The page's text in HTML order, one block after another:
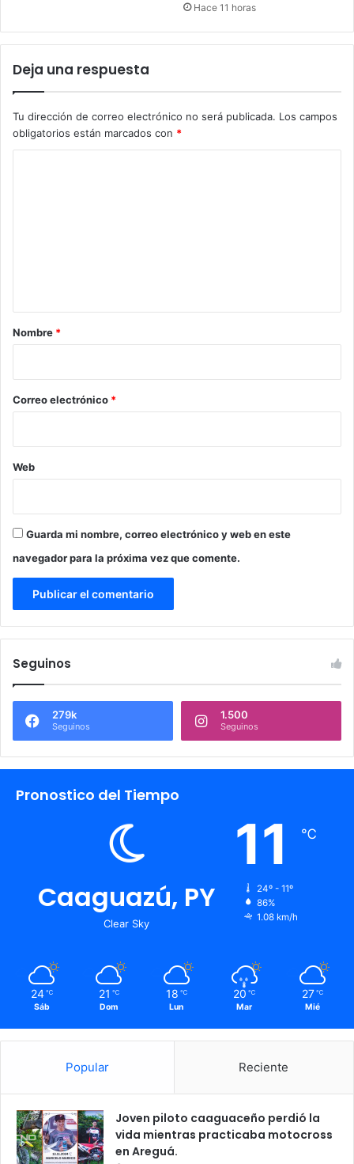
Hace 11 horas
Deja una respuesta
Tu dirección de correo electrónico no será publicada. Los campos
obligatorios están marcados con *
r
*
Nombre *
Correo electrónico *
Web
Guarda mi nombre, correo electrónico y web en este
navegador para la próxima vez que comente.
Seguinos
279k
Seguinos
1.500
Seguinos
Pronostico del Tiempo
Caaguazú, PY
Clear Sky
11 ℃
24º - 11º
86%
1.08 km/h
24 ℃
Sáb
21 ℃
Dom
18 ℃
Lun
20 ℃
Mar
27 ℃
Mié
Popular Reciente
Joven piloto caaguaceño perdió la
vida mientras practicaba motocross
en Areguá.